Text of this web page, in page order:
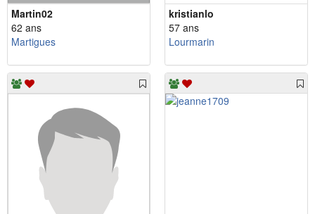
Martin02
62 ans
Martigues
kristianlo
57 ans
Lourmarin